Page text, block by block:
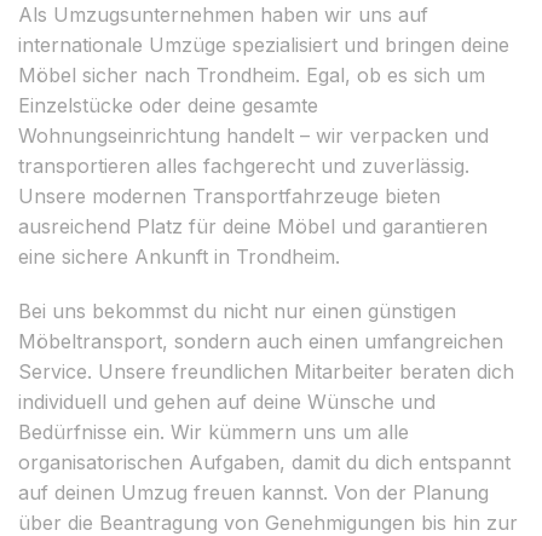
Als Umzugsunternehmen haben wir uns auf
internationale Umzüge spezialisiert und bringen deine
Möbel sicher nach Trondheim. Egal, ob es sich um
Einzelstücke oder deine gesamte
Wohnungseinrichtung handelt – wir verpacken und
transportieren alles fachgerecht und zuverlässig.
Unsere modernen Transportfahrzeuge bieten
ausreichend Platz für deine Möbel und garantieren
eine sichere Ankunft in Trondheim.
Bei uns bekommst du nicht nur einen günstigen
Möbeltransport, sondern auch einen umfangreichen
Service. Unsere freundlichen Mitarbeiter beraten dich
individuell und gehen auf deine Wünsche und
Bedürfnisse ein. Wir kümmern uns um alle
organisatorischen Aufgaben, damit du dich entspannt
auf deinen Umzug freuen kannst. Von der Planung
über die Beantragung von Genehmigungen bis hin zur